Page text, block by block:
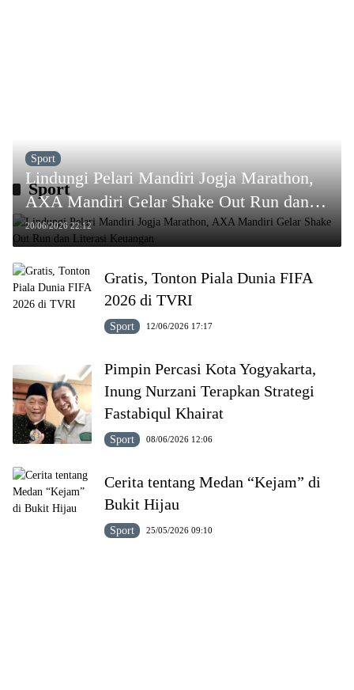
Sport
Sport
Lindungi Pelari Mandiri Jogja Marathon,
AXA Mandiri Gelar Shake Out Run dan
Literasi Keuangan
20/06/2026 22:12
Gratis, Tonton Piala Dunia FIFA
2026 di TVRI
Sport 12/06/2026 17:17
Pimpin Percasi Kota Yogyakarta,
Inung Nurzani Terapkan Strategi
Fastabiqul Khairat
Sport 08/06/2026 12:06
Cerita tentang Medan “Kejam” di
Bukit Hijau
Sport 25/05/2026 09:10